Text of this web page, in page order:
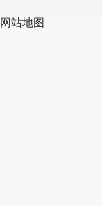
网站地图